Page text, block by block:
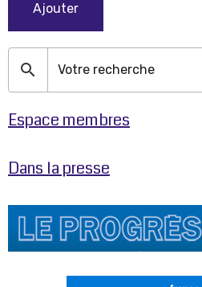
Ajouter
Espace membres
Dans la presse